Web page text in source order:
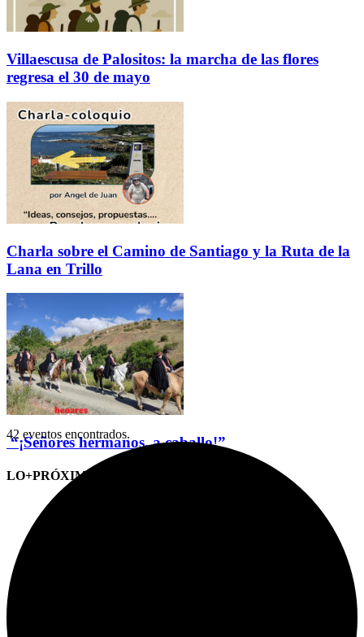
Villaescusa de Palositos: la marcha de las flores
regresa el 30 de mayo
Charla sobre el Camino de Santiago y la Ruta de la
Lana en Trillo
“¡Señores hermanos, a caballo!”
LO+PRÓXIMO (CITAS)
42 eventos encontrados.